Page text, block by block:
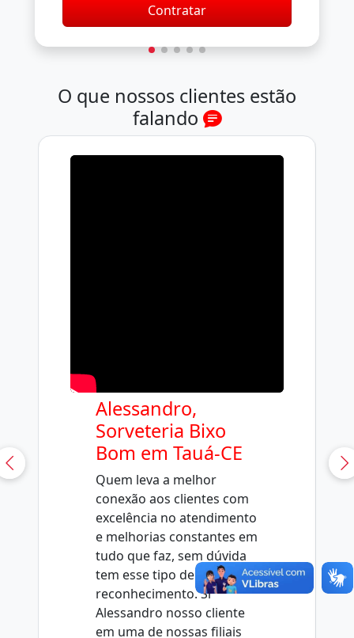
Contratar
O que nossos clientes estão
falando
Alessandro,
Sorveteria Bixo
Bom em Tauá-CE
Quem leva a melhor
conexão aos clientes com
excelência no atendimento
e melhorias constantes em
tudo que faz, sem dúvida
tem esse tipo de
reconhecimento. Sr
Alessandro nosso cliente
em uma de nossas filiais